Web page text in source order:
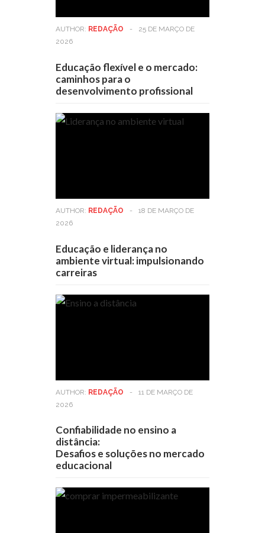
AUTHOR: REDAÇÃO -
25 DE MARÇO DE
2026
Educação flexível e o mercado:
caminhos para o
desenvolvimento profissional
AUTHOR: REDAÇÃO -
18 DE MARÇO DE
2026
Educação e liderança no
ambiente virtual: impulsionando
carreiras
AUTHOR: REDAÇÃO -
11 DE MARÇO DE
2026
Confiabilidade no ensino a
distância:
Desafios e soluções no mercado
educacional